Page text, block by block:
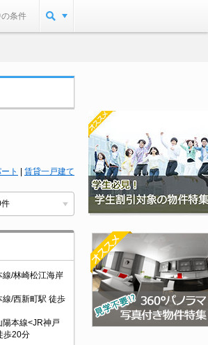
条件
ト 賃貸一戸建て
線/林崎松江海岸
線/西新町駅 徒歩
陽本線<JR神戸
歩20分